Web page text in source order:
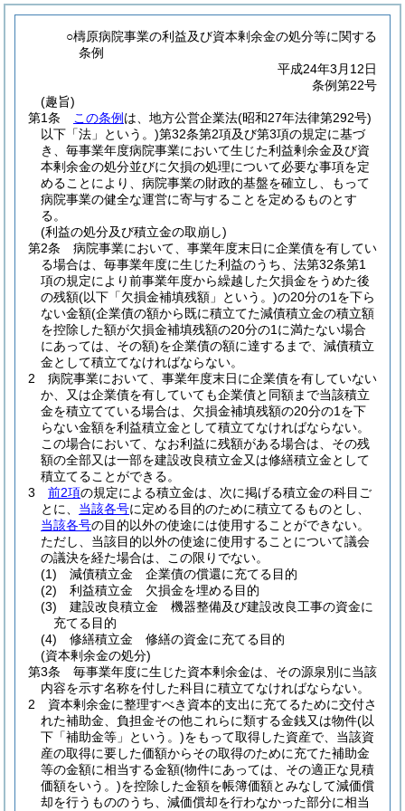
○檮原病院事業の利益及び資本剰余金の処分等に関する
条例
平成24年3月12日
条例第22号
(趣旨)
第1条
この条例 は、地方公営企業法(昭和27年法律第292号)
以下「法」という。)第32条第2項及び第3項の規定に基づ
き、毎事業年度病院事業において生じた利益剰余金及び資
本剰余金の処分並びに欠損の処理について必要な事項を定
めることにより、病院事業の財政的基盤を確立し、もって
病院事業の健全な運営に寄与することを定めるものとす
る。
(利益の処分及び積立金の取崩し)
第2条
病院事業において、事業年度末日に企業債を有してい
る場合は、毎事業年度に生じた利益のうち、法第32条第1
項の規定により前事業年度から繰越した欠損金をうめた後
の残額(以下「欠損金補填残額」という。)の20分の1を下ら
ない金額(企業債の額から既に積立てた減債積立金の積立額
を控除した額が欠損金補填残額の20分の1に満たない場合
にあっては、その額)を企業債の額に達するまで、減債積立
金として積立てなければならない。
2
病院事業において、事業年度末日に企業債を有していない
か、又は企業債を有していても企業債と同額まで当該積立
金を積立てている場合は、欠損金補填残額の20分の1を下
らない金額を利益積立金として積立てなければならない。
この場合において、なお利益に残額がある場合は、その残
額の全部又は一部を建設改良積立金又は修繕積立金として
積立てることができる。
3
前2項の規定による積立金は、次に掲げる積立金の科目ご
とに、 当該各号に定める目的のために積立てるものとし、
当該各号の目的以外の使途には使用することができない。
ただし、当該目的以外の使途に使用することについて議会
の議決を経た場合は、この限りでない。
(1)
減債積立金 企業債の償還に充てる目的
(2)
利益積立金 欠損金を埋める目的
(3)
建設改良積立金 機器整備及び建設改良工事の資金に
充てる目的
(4)
修繕積立金 修繕の資金に充てる目的
(資本剰余金の処分)
第3条
毎事業年度に生じた資本剰余金は、その源泉別に当該
内容を示す名称を付した科目に積立てなければならない。
2
資本剰余金に整理すべき資本的支出に充てるために交付さ
れた補助金、負担金その他これらに類する金銭又は物件(以
下「補助金等」という。)をもって取得した資産で、当該資
産の取得に要した価額からその取得のために充てた補助金
等の金額に相当する金額(物件にあっては、その適正な見積
価額をいう。)を控除した金額を帳簿価額とみなして減価償
却を行うもののうち、減価償却を行わなかった部分に相当